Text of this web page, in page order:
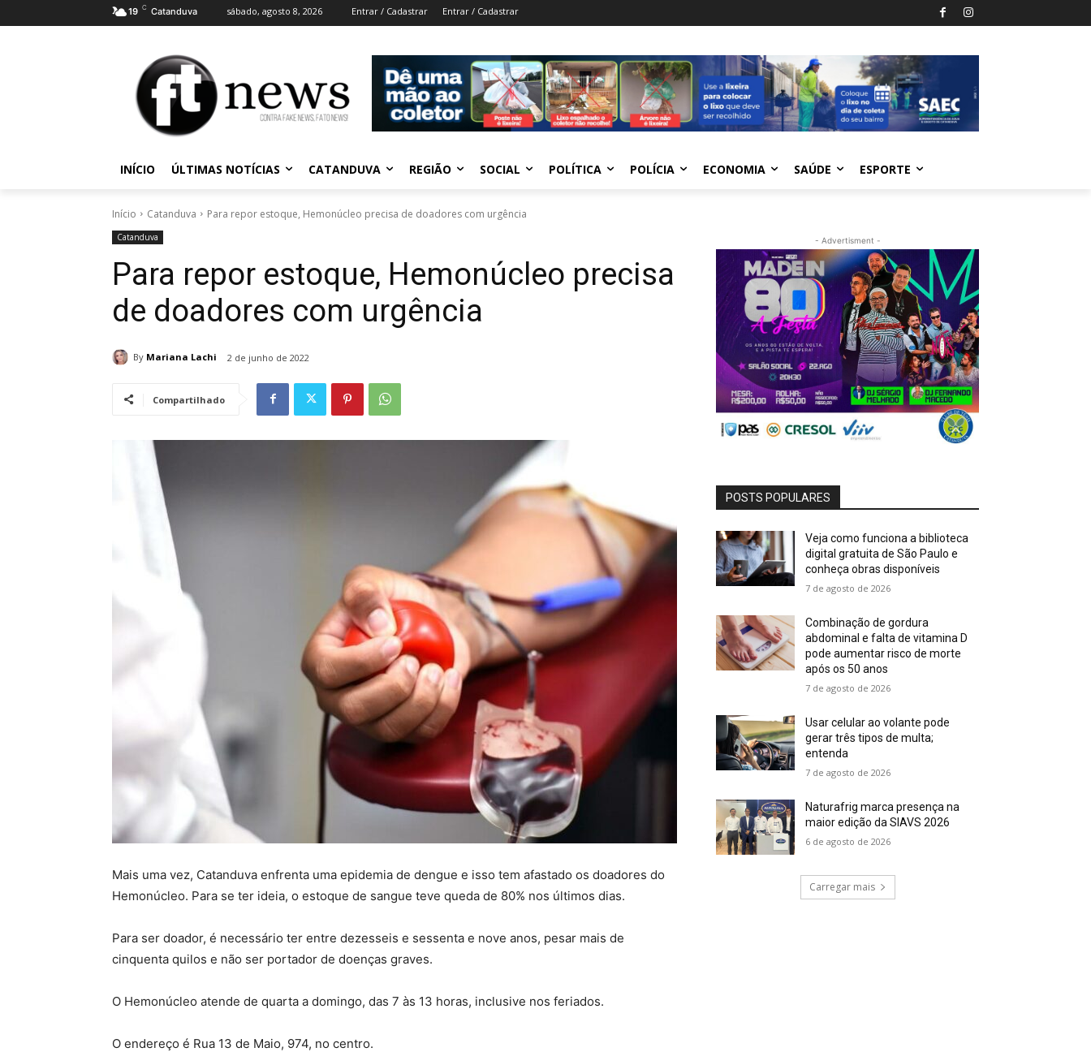
19 C Catanduva sábado, agosto 8, 2026 Entrar / Cadastrar Entrar / Cadastrar
INÍCIO ÚLTIMAS NOTÍCIAS CATANDUVA REGIÃO SOCIAL POLÍTICA POLÍCIA ECONOMIA SAÚDE ESPORTE
Início Catanduva Para repor estoque, Hemonúcleo precisa de doadores com urgência
Catanduva
Para repor estoque, Hemonúcleo precisa
de doadores com urgência
By Mariana Lachi 2 de junho de 2022
Compartilhado
Mais uma vez, Catanduva enfrenta uma epidemia de dengue e isso tem afastado os doadores do
Hemonúcleo. Para se ter ideia, o estoque de sangue teve queda de 80% nos últimos dias.
Para ser doador, é necessário ter entre dezesseis e sessenta e nove anos, pesar mais de
cinquenta quilos e não ser portador de doenças graves.
O Hemonúcleo atende de quarta a domingo, das 7 às 13 horas, inclusive nos feriados.
O endereço é Rua 13 de Maio, 974, no centro.
- Advertisment -
POSTS POPULARES
Veja como funciona a biblioteca
digital gratuita de São Paulo e
conheça obras disponíveis
7 de agosto de 2026
Combinação de gordura
abdominal e falta de vitamina D
pode aumentar risco de morte
após os 50 anos
7 de agosto de 2026
Usar celular ao volante pode
gerar três tipos de multa;
entenda
7 de agosto de 2026
Naturafrig marca presença na
maior edição da SIAVS 2026
6 de agosto de 2026
Carregar mais